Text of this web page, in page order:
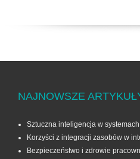
NAJNOWSZE
Sztuczna inteligencja w
Korzyści z integracji zasobów w
Bezpieczeństwo i zdrowie